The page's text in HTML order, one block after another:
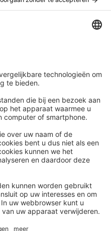
Meer
HR Academy
HR Podcast
CHRO
HR Day